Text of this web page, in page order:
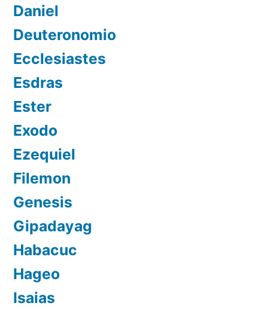
Daniel
Deuteronomio
Ecclesiastes
Esdras
Ester
Exodo
Ezequiel
Filemon
Genesis
Gipadayag
Habacuc
Hageo
Isaias